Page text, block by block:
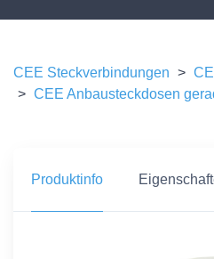
CEE Steckverbindungen >
> CEE Anbausteckdosen
Produktinfo